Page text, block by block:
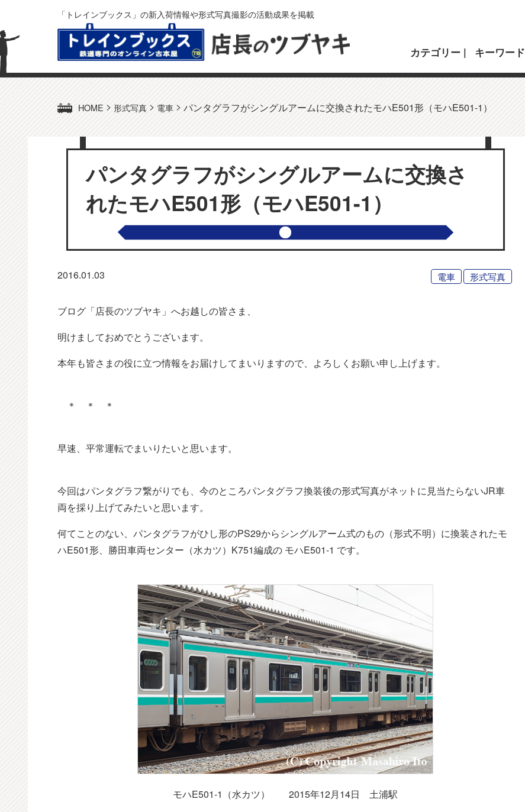
「トレインブックス」の新入荷情報や形式写真撮影の活動成果を掲載
カテゴリー キーワード
HOME > 形式写真 > 電車 > パンタグラフがシングルアームに交換されたモハE501形（モハE501-1）
パンタグラフがシングルアームに交換さ
れたモハE501形（モハE501-1）
2016.01.03 電車 形式写真
ブログ「店長のツブヤキ」へお越しの皆さま、
明けましておめでとうございます。
本年も皆さまの役に立つ情報をお届けしてまいりますので、よろしくお願い申し上げます。
＊ ＊ ＊
早速、平常運転でまいりたいと思います。
今回はパンタグラフ繋がりでも、今のところパンタグラフ換装後の形式写真がネットに見当たらないJR車
両を採り上げてみたいと思います。
何てことのない、パンタグラフがひし形のPS29からシングルアーム式のもの（形式不明）に換装されたモ
ハE501形、勝田車両センター（水カツ）K751編成の モハE501-1 です。
モハE501-1（水カツ） 2015年12月14日 土浦駅